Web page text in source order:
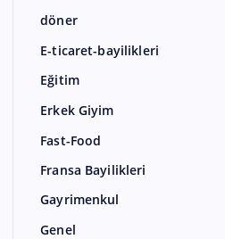
döner
E-ticaret-bayilikleri
Eğitim
Erkek Giyim
Fast-Food
Fransa Bayilikleri
Gayrimenkul
Genel